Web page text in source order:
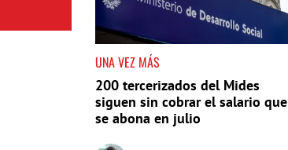
UNA VEZ MÁS
200 tercerizados del Mides
siguen sin cobrar el salario que
se abona en julio